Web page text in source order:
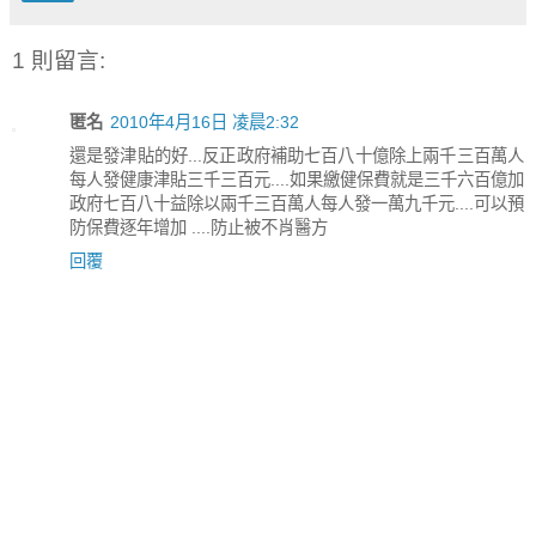
1 則留言:
匿名 2010年4月16日 凌晨2:32
還是發津貼的好...反正政府補助七百八十億除上兩千三百萬人
每人發健康津貼三千三百元....如果繳健保費就是三千六百億加
政府七百八十益除以兩千三百萬人每人發一萬九千元....可以預
防保費逐年增加 ....防止被不肖醫方
回覆